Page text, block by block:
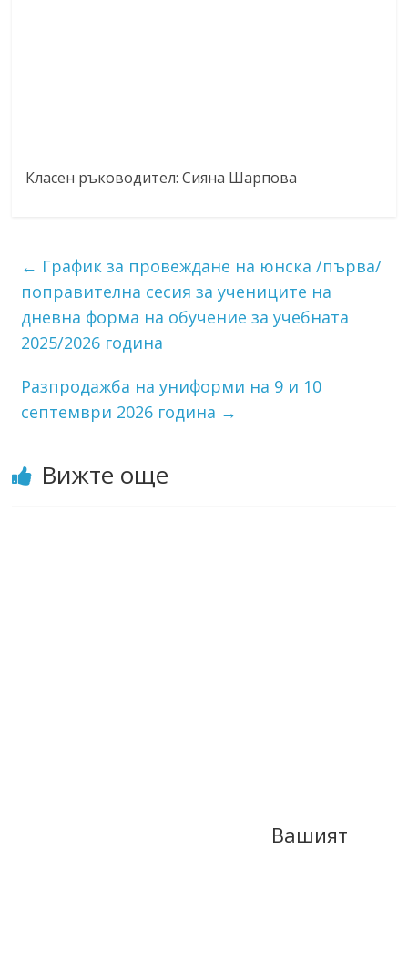
Класен ръководител: Сияна Шарпова
← График за провеждане на юнска /първа/
поправителна сесия за учениците на
дневна форма на обучение за учебната
2025/2026 година
Разпродажба на униформи на 9 и 10
септември 2026 година →
Вижте още
Вашият